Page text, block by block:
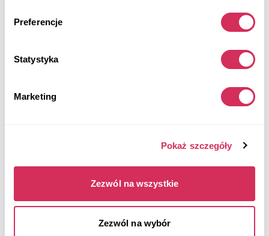
Preferencje
Statystyka
Marketing
Pokaż szczegóły
Zezwól na wszystkie
Zezwól na wybór
2025 TOYOTA TACOMA TRD OFF-ROAD